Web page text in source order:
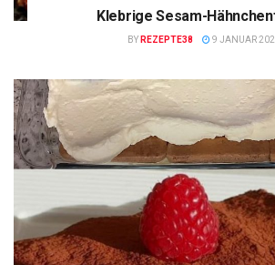
Klebrige Sesam-
BY REZEPTE38 9 JANUAR